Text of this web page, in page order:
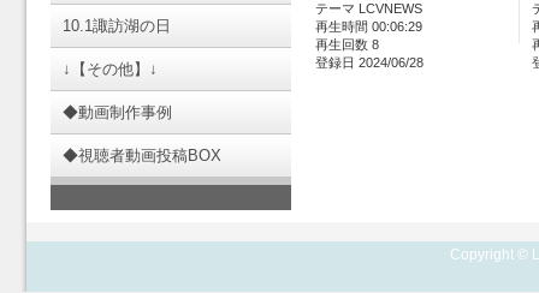
10.1諏訪湖の日
↓【その他】↓
◆動画制作事例
◆視聴者動画投稿BOX
テーマ LCVNEWS
再生時間 00:06:29
再生回数 8
登録日 2024/06/28
Copyright ©